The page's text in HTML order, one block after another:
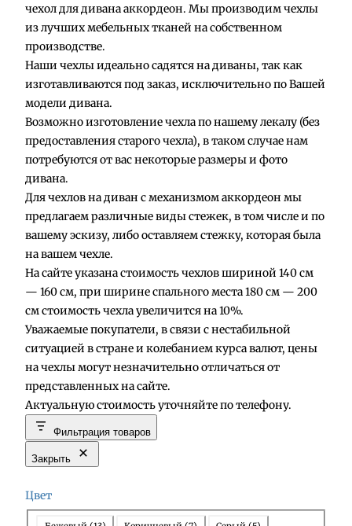
чехол для дивана аккордеон. Мы производим чехлы
из лучших мебельных тканей на собственном
производстве.
Наши чехлы идеально садятся на диваны, так как
изготавливаются под заказ, исключительно по Вашей
модели дивана.
Возможно изготовление чехла по нашему лекалу (без
предоставления старого чехла), в таком случае нам
потребуются от вас некоторые размеры и фото
дивана.
Для чехлов на диван с механизмом аккордеон мы
предлагаем различные виды стежек, в том числе и по
вашему эскизу, либо оставляем стежку, которая была
на вашем чехле.
На сайте указана стоимость чехлов шириной 140 см
— 160 см, при ширине спального места 180 см — 200
см стоимость чехла увеличится на 10%.
Уважаемые покупатели, в связи с нестабильной
ситуацией в стране и колебанием курса валют, цены
на чехлы могут незначительно отличаться от
представленных на сайте.
Актуальную стоимость уточняйте по телефону.
Фильтрация товаров
Закрыть
Цвет